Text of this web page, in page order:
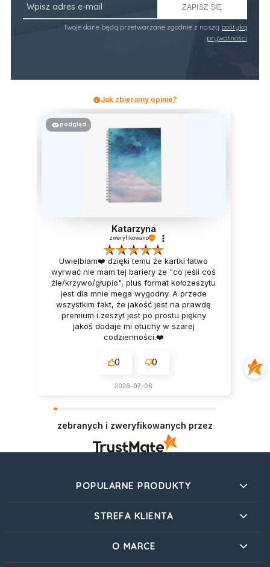
ZAPISZ SIĘ
Twoje dane będą przetwarzane zgodnie z naszą polityką
prywatności
Jak zbieramy opinie?
podgląd
Katarzyna
zweryfikowano
Uwielbiam❤️ dzięki temu że kartki łatwo
wyrwać nie mam tej bariery że "co jeśli coś
źle/krzywo/głupio", plus format kołozeszytu
jest dla mnie mega wygodny. A przede
wszystkim fakt, że jakość jest na prawdę
premium i zeszyt jest po prostu piękny
jakoś dodaje mi otuchy w szarej
codzienności.❤️
0 0
2026-07-06
zebranych i zweryfikowanych przez
POPULARNE PRODUKTY
STREFA KLIENTA
O MARCE